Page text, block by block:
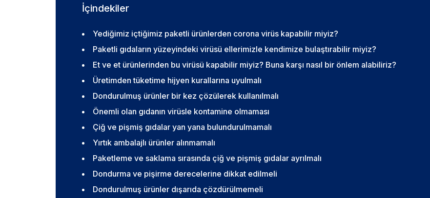
İçindekiler
Yediğimiz içtiğimiz paketli ürünlerden corona virüs kapabilir miyiz?
Paketli gıdaların yüzeyindeki virüsü ellerimizle kendimize bulaştırabilir miyiz?
Et ve et ürünlerinden bu virüsü kapabilir miyiz? Buna karşı nasıl bir önlem alabiliriz?
Üretimden tüketime hijyen kurallarına uyulmalı
Dondurulmuş ürünler bir kez çözülerek kullanılmalı
Önemli olan gıdanın virüsle kontamine olmaması
Çiğ ve pişmiş gıdalar yan yana bulundurulmamalı
Yırtık ambalajlı ürünler alınmamalı
Paketleme ve saklama sırasında çiğ ve pişmiş gıdalar ayrılmalı
Dondurma ve pişirme derecelerine dikkat edilmeli
Dondurulmuş ürünler dışarıda çözdürülmemeli